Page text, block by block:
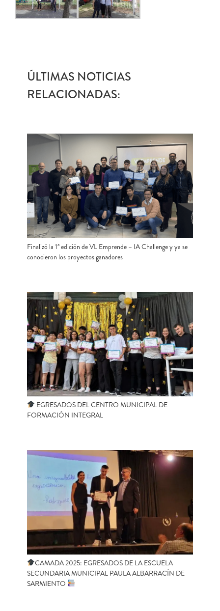
ÚLTIMAS NOTICIAS
RELACIONADAS:
Finalizó la 1ª edición de VL Emprende – IA Challenge y ya se
conocieron los proyectos ganadores
EGRESADOS DEL CENTRO MUNICIPAL DE
FORMACIÓN INTEGRAL
CAMADA 2025: EGRESADOS DE LA ESCUELA
SECUNDARIA MUNICIPAL PAULA ALBARRACÍN DE
SARMIENTO